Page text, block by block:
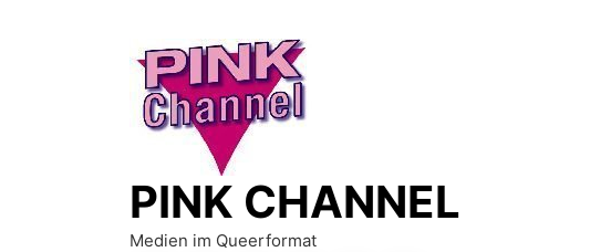
PINK CHANNEL
Medien im Queerformat